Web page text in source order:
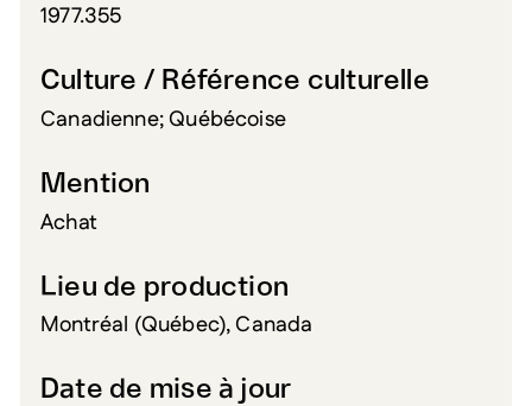
1977.355
Culture / Référence culturelle
Canadienne; Québécoise
Mention
Achat
Lieu de production
Montréal (Québec), Canada
Date de mise à jour